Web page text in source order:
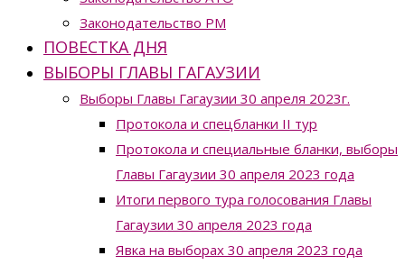
Законодательство РМ
ПОВЕСТКА ДНЯ
ВЫБОРЫ ГЛАВЫ ГАГАУЗИИ
Выборы Главы Гагаузии 30 апреля 2023г.
Протокола и спецбланки II тур
Протокола и специальные бланки, выборы
Главы Гагаузии 30 апреля 2023 года
Итоги первого тура голосования Главы
Гагаузии 30 апреля 2023 года
Явка на выборах 30 апреля 2023 года